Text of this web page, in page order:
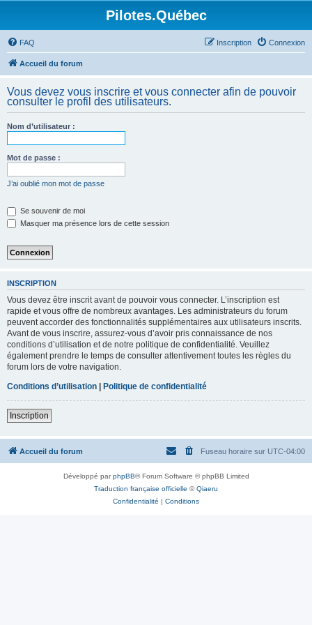
Pilotes.Québec
FAQ Connexion
Inscription
Accueil du forum
Vous devez vous inscrire et vous connecter afin de pouvoir
consulter le profil des utilisateurs.
Nom d’utilisateur :
Mot de passe :
J’ai oublié mon mot de passe
Se souvenir de moi
Masquer ma présence lors de cette session
INSCRIPTION
Vous devez être inscrit avant de pouvoir vous connecter. L’inscription est
rapide et vous offre de nombreux avantages. Les administrateurs du forum
peuvent accorder des fonctionnalités supplémentaires aux utilisateurs inscrits.
Avant de vous inscrire, assurez-vous d’avoir pris connaissance de nos
conditions d’utilisation et de notre politique de confidentialité. Veuillez
également prendre le temps de consulter attentivement toutes les règles du
forum lors de votre navigation.
Conditions d’utilisation | Politique de confidentialité
Inscription
Accueil du forum Fuseau horaire sur UTC-04:00
Développé parphpBB® Forum Software © phpBB Limited
Traduction française officielle ©Qiaeru
Confidentialité | Conditions